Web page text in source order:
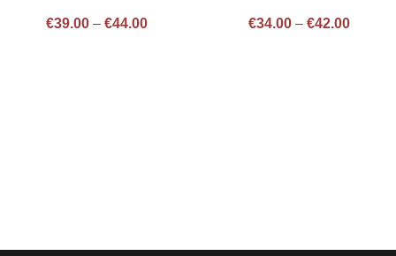
€39.00 – €44.00 €34.00 – €42.00